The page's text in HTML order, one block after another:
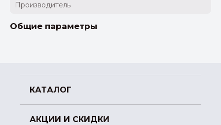
Производитель
Общие параметры
КАТАЛОГ
АКЦИИ И СКИДКИ